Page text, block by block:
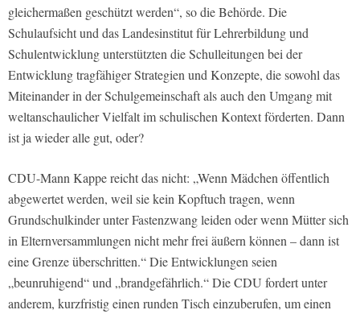
gleichermaßen geschützt werden“, so die Behörde. Die
Schulaufsicht und das Landesinstitut für Lehrerbildung und
Schulentwicklung unterstützten die Schulleitungen bei der
Entwicklung tragfähiger Strategien und Konzepte, die sowohl das
Miteinander in der Schulgemeinschaft als auch den Umgang mit
weltanschaulicher Vielfalt im schulischen Kontext förderten. Dann
ist ja wieder alle gut, oder?
CDU-Mann Kappe reicht das nicht: „Wenn Mädchen öffentlich
abgewertet werden, weil sie kein Kopftuch tragen, wenn
Grundschulkinder unter Fastenzwang leiden oder wenn Mütter sich
in Elternversammlungen nicht mehr frei äußern können – dann ist
eine Grenze überschritten.“ Die Entwicklungen seien
„beunruhigend“ und „brandgefährlich.“ Die CDU fordert unter
anderem, kurzfristig einen runden Tisch einzuberufen, um einen